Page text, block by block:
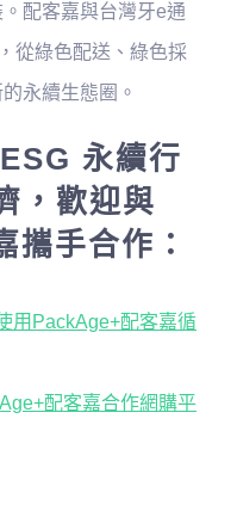
配客嘉與台灣牙e通
從綠色配送、綠色採
永續生態圈。
永續行
，歡迎與
手合作：
用PackAge+配客嘉循
配客嘉合作網購平